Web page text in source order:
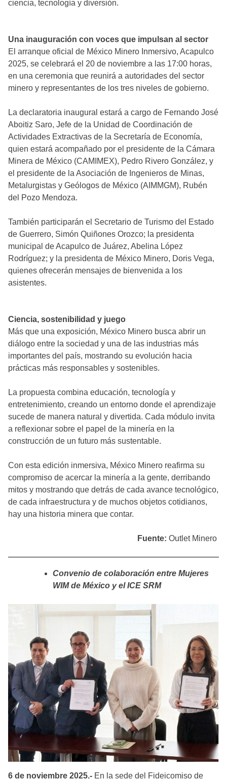
ciencia, tecnología y diversión.
Una inauguración con voces que impulsan al sector
El arranque oficial de México Minero Inmersivo, Acapulco
2025, se celebrará el 20 de noviembre a las 17:00 horas,
en una ceremonia que reunirá a autoridades del sector
minero y representantes de los tres niveles de gobierno.
La declaratoria inaugural estará a cargo de Fernando José
Aboitiz Saro, Jefe de la Unidad de Coordinación de
Actividades Extractivas de la Secretaría de Economía,
quien estará acompañado por el presidente de la Cámara
Minera de México (CAMIMEX), Pedro Rivero González, y
el presidente de la Asociación de Ingenieros de Minas,
Metalurgistas y Geólogos de México (AIMMGM), Rubén
del Pozo Mendoza.
También participarán el Secretario de Turismo del Estado
de Guerrero, Simón Quiñones Orozco; la presidenta
municipal de Acapulco de Juárez, Abelina López
Rodríguez; y la presidenta de México Minero, Doris Vega,
quienes ofrecerán mensajes de bienvenida a los
asistentes.
Ciencia, sostenibilidad y juego
Más que una exposición, México Minero busca abrir un
diálogo entre la sociedad y una de las industrias más
importantes del país, mostrando su evolución hacia
prácticas más responsables y sostenibles.
La propuesta combina educación, tecnología y
entretenimiento, creando un entorno donde el aprendizaje
sucede de manera natural y divertida. Cada módulo invita
a reflexionar sobre el papel de la minería en la
construcción de un futuro más sustentable.
Con esta edición inmersiva, México Minero reafirma su
compromiso de acercar la minería a la gente, derribando
mitos y mostrando que detrás de cada avance tecnológico,
de cada infraestructura y de muchos objetos cotidianos,
hay una historia minera que contar.
Fuente: Outlet Minero
Convenio de colaboración entre Mujeres
WIM de México y el ICE SRM
6 de noviembre 2025.- En la sede del Fideicomiso de